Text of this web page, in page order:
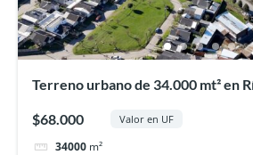
Terreno urbano de 34.000 mt² en
$68.000 Valor en UF
34000 m²